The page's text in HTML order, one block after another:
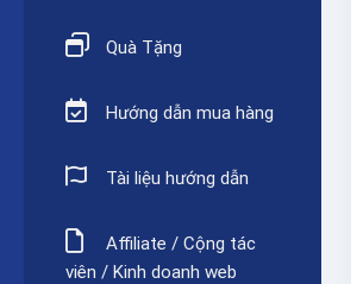
Quà Tặng
Hướng dẫn mua hàng
Tài liệu hướng dẫn
Affiliate / Cộng tác
viên / Kinh doanh web